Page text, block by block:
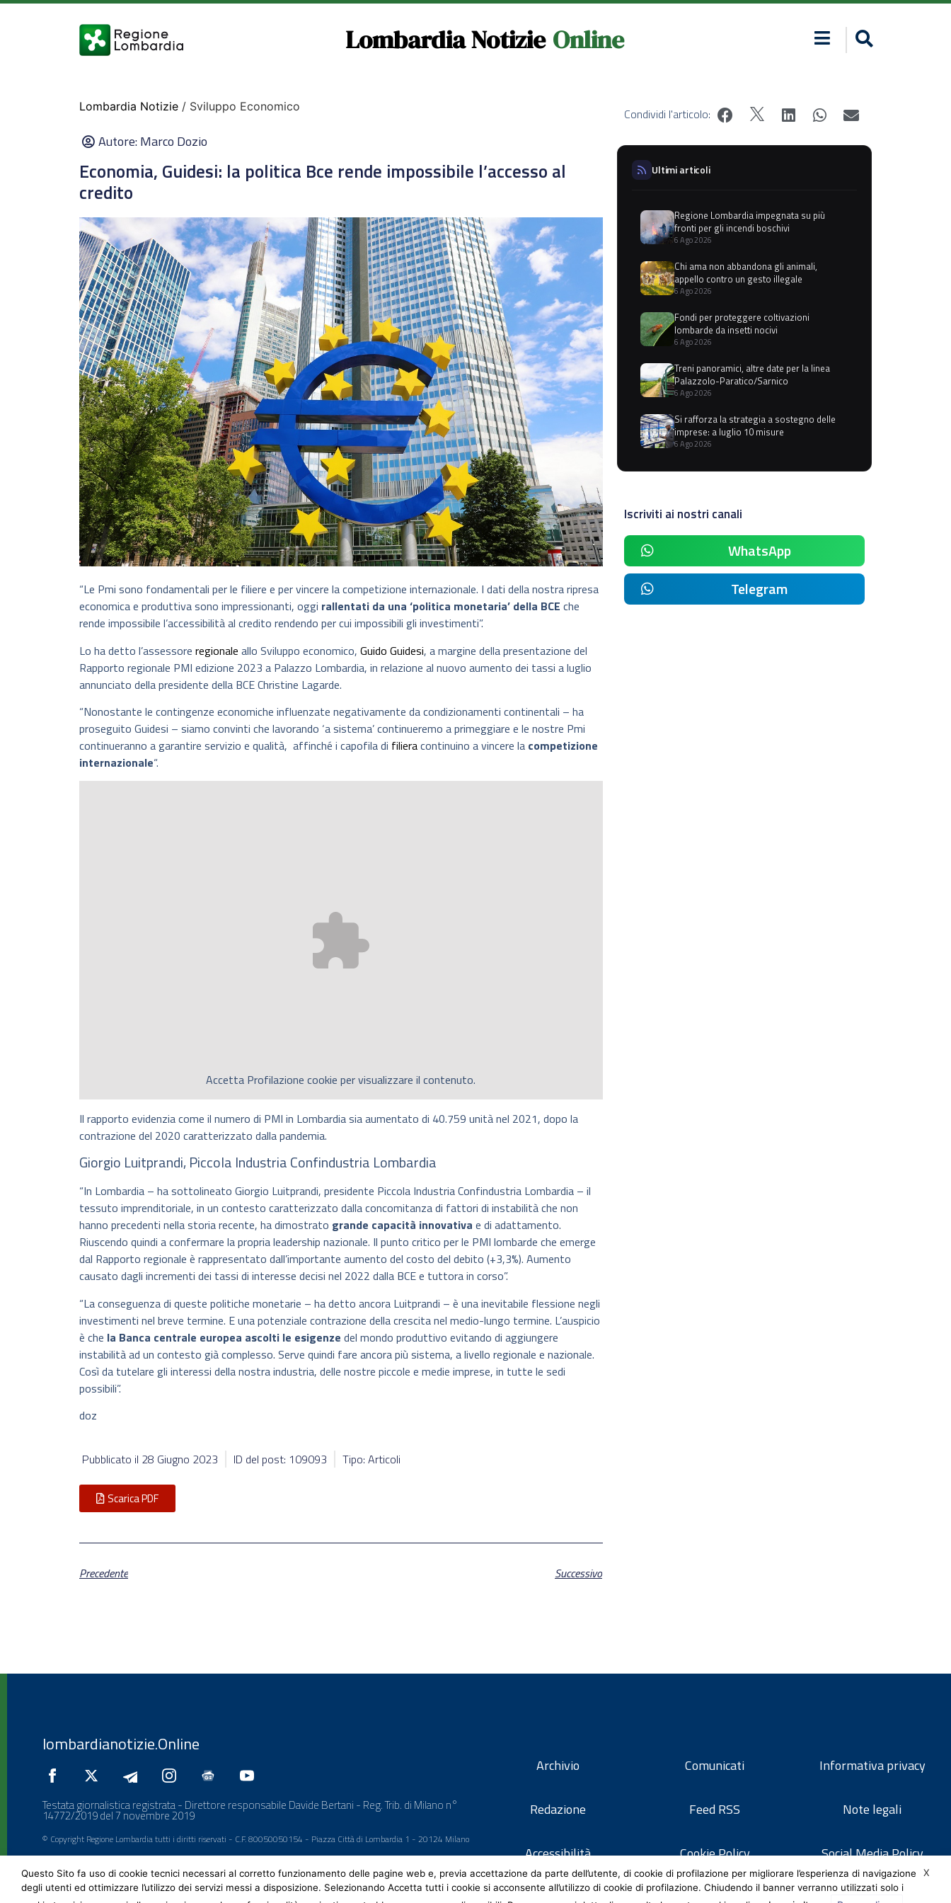
Lombardia Notizie Online
Lombardia Notizie / Sviluppo Economico
Autore:Marco Dozio
Economia, Guidesi: la politica Bce rende impossibile l’accesso al
credito
“Le Pmi sono fondamentali per le filiere e per vincere la competizione internazionale. I dati della nostra ripresa
economica e produttiva sono impressionanti, oggi rallentati da una ‘politica monetaria’ della BCE che
rende impossibile l’accessibilità al credito rendendo per cui impossibili gli investimenti”.
Lo ha detto l’assessore regionale allo Sviluppo economico, Guido Guidesi, a margine della presentazione del
Rapporto regionale PMI edizione 2023 a Palazzo Lombardia, in relazione al nuovo aumento dei tassi a luglio
annunciato della presidente della BCE Christine Lagarde.
“Nonostante le contingenze economiche influenzate negativamente da condizionamenti continentali – ha
proseguito Guidesi – siamo convinti che lavorando ‘a sistema’ continueremo a primeggiare e le nostre Pmi
continueranno a garantire servizio e qualità, affinché i capofila di filieracontinuino a vincere la competizione
internazionale“.
Accetta Profilazione cookie per visualizzare il contenuto.
Il rapporto evidenzia come il numero di PMI in Lombardia sia aumentato di 40.759 unità nel 2021, dopo la
contrazione del 2020 caratterizzato dalla pandemia.
Giorgio Luitprandi, Piccola Industria Confindustria Lombardia
“In Lombardia – ha sottolineato Giorgio Luitprandi, presidente Piccola Industria Confindustria Lombardia – il
tessuto imprenditoriale, in un contesto caratterizzato dalla concomitanza di fattori di instabilità che non
hanno precedenti nella storia recente, ha dimostrato grande capacità innovativa e di adattamento.
Riuscendo quindi a confermare la propria leadership nazionale. Il punto critico per le PMI lombarde che emerge
dal Rapporto regionale è rappresentato dall’importante aumento del costo del debito (+3,3%). Aumento
causato dagli incrementi dei tassi di interesse decisi nel 2022 dalla BCE e tuttora in corso”.
“La conseguenza di queste politiche monetarie – ha detto ancora Luitprandi – è una inevitabile flessione negli
investimenti nel breve termine. E una potenziale contrazione della crescita nel medio-lungo termine. L’auspicio
è che la Banca centrale europea ascolti le esigenze del mondo produttivo evitando di aggiungere
instabilità ad un contesto già complesso. Serve quindi fare ancora più sistema, a livello regionale e nazionale.
Così da tutelare gli interessi della nostra industria, delle nostre piccole e medie imprese, in tutte le sedi
possibili”.
doz
Pubblicato il 28 Giugno 2023 ID del post: 109093 Tipo: Articoli
Scarica PDF
Precedente Successivo
Condividi l'articolo:
Ultimi articoli
Regione Lombardia impegnata su più
fronti per gli incendi boschivi
6 Ago 2026
Chi ama non abbandona gli animali,
appello contro un gesto illegale
6 Ago 2026
Fondi per proteggere coltivazioni
lombarde da insetti nocivi
6 Ago 2026
Treni panoramici, altre date per la linea
Palazzolo-Paratico/Sarnico
6 Ago 2026
Si rafforza la strategia a sostegno delle
imprese: a luglio 10 misure
6 Ago 2026
Iscriviti ai nostri canali
WhatsApp
Telegram
lombardianotizie.Online
Testata giornalistica registrata - Direttore responsabile Davide Bertani - Reg. Trib. di Milano n°
14772/2019 del 7 novembre 2019
© Copyright Regione Lombardia tutti i diritti riservati - C.F. 80050050154 - Piazza Città di Lombardia 1 - 20124 Milano
Archivio
Redazione
Accessibilità
Comunicati
Feed RSS
Cookie Policy
Informativa privacy
Note legali
Social Media Policy
X
Questo Sito fa uso di cookie tecnici necessari al corretto funzionamento delle pagine web e, previa accettazione da parte dell’utente, di cookie di profilazione per migliorare l’esperienza di navigazione
degli utenti ed ottimizzare l’utilizzo dei servizi messi a disposizione. Selezionando Accetta tutti i cookie si acconsente all’utilizzo di cookie di profilazione. Chiudendo il banner verranno utilizzati solo i